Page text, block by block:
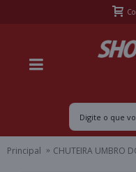
Frete Grátis Sul acima
Principal CHUTEIRA UMBRO